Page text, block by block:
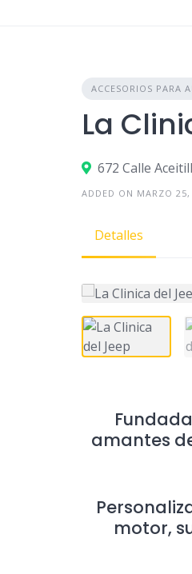
ACCESORIOS PARA
La
672 Calle
ADDED ON MARZO
Detalles
amantes
motor,